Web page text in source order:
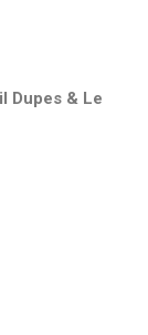
Dupes & Le